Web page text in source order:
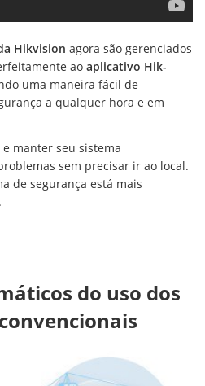
Hikvision agora são gerenciados
ao aplicativo Hik-
uma maneira fácil de
a qualquer hora e em
manter seu sistema
sem precisar ir ao local.
de segurança está mais
do uso dos